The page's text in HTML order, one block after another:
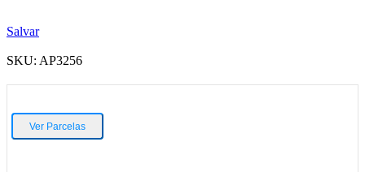
Salvar
SKU: AP3256
Ver Parcelas